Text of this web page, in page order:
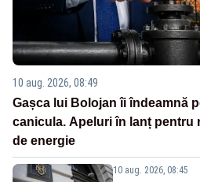
10 aug. 2026, 08:49
Gașca lui Bolojan îi îndeamnă
canicula. Apeluri în lanț pentru
de energie
10 aug. 2026, 08:45